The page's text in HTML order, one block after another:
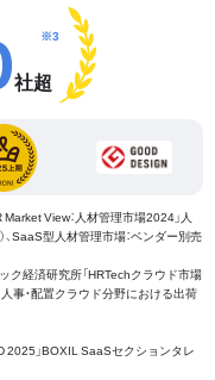
社超
※3
View：人材管理市場2024」人
SaaS型人材管理市場：ベンダー別売
経済研究所「HRTechクラウド市場
事・配置クラウド分野における出荷
」BOXIL SaaSセクションタレ